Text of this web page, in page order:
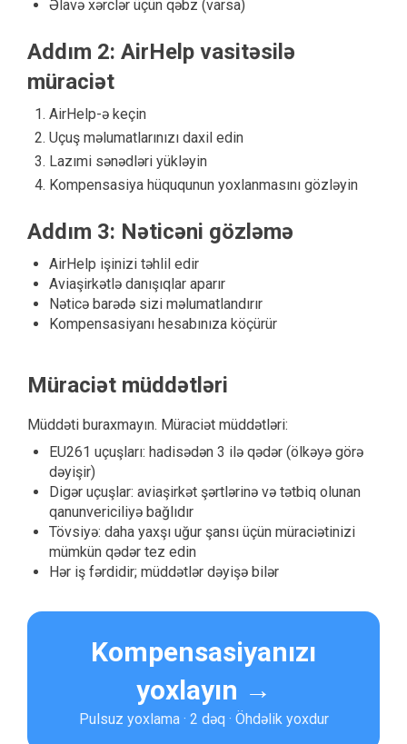
Əlavə xərclər üçün qəbz (varsa)
Addım 2: AirHelp vasitəsilə
müraciət
AirHelp-ə keçin
Uçuş məlumatlarınızı daxil edin
Lazımi sənədləri yükləyin
Kompensasiya hüququnun yoxlanmasını gözləyin
Addım 3: Nəticəni gözləmə
AirHelp işinizi təhlil edir
Aviaşirkətlə danışıqlar aparır
Nəticə barədə sizi məlumatlandırır
Kompensasiyanı hesabınıza köçürür
Müraciət müddətləri
Müddəti buraxmayın. Müraciət müddətləri:
EU261 uçuşları: hadisədən 3 ilə qədər (ölkəyə görə
dəyişir)
Digər uçuşlar: aviaşirkət şərtlərinə və tətbiq olunan
qanunvericiliyə bağlıdır
Tövsiyə: daha yaxşı uğur şansı üçün müraciətinizi
mümkün qədər tez edin
Hər iş fərdidir; müddətlər dəyişə bilər
Kompensasiyanızı
yoxlayın →
Pulsuz yoxlama · 2 dəq · Öhdəlik yoxdur